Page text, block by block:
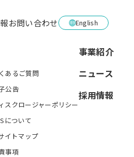
お問い合わせ English
あるご質問
公告
スクロージャーポリシー
について
イトマップ
事項
事業紹介
ニュース
採用情報